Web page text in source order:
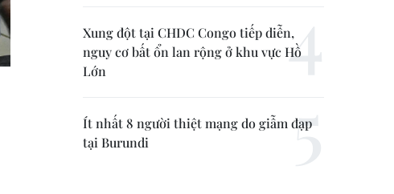
Xung đột tại CHDC Congo tiếp diễn,
nguy cơ bất ổn lan rộng ở khu vực Hồ
Lớn
Ít nhất 8 người thiệt mạng do giẫm đạp
tại Burundi